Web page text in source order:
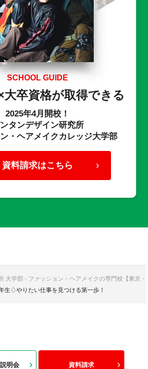
SCHOOL GUIDE
大卒資格が取得できる
2025年4月開校！
タンデザイン研究所
・ヘアメイクカレッジ大学部
資料請求はこちら
大学部 - ファッション・ヘアメイクの専門校【東京
生♢やりたい仕事を見つける第一歩！
明会 資料請求